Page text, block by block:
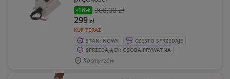
-16% 360,00 zł
KUP TERAZ
299zł
STAN: NOWY
CZĘSTO SPRZEDAJE
SPRZEDAJĄCY: OSOBA PRYWATNA
Kocmyrzów